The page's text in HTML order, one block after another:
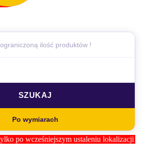
Po wymiarach
lokalizacji zBiurem Obsługi